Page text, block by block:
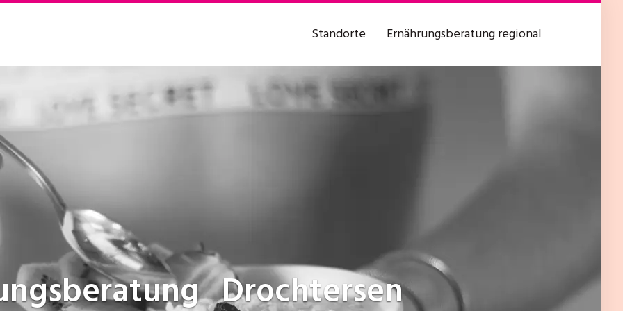
Standorte Ernährungsberatung regional
Drochtersen